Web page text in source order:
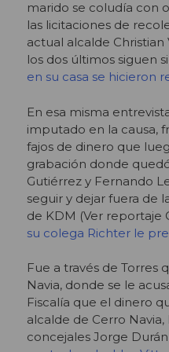
marido se coludía con
las licitaciones de
actual alcalde Christian
los dos últimos siguen
en su casa se hicieron
En esa misma
imputado en la causa,
fajos de dinero que
grabación donde
Gutiérrez y Fernando
seguir y dejar fuera de
de KDM (Ver reportaje
su colega Richter le
Fue a través de Torres
Navia, donde se le
Fiscalía que el dinero
alcalde de Cerro
concejales Jorge